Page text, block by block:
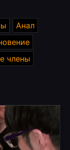
Анал
члены